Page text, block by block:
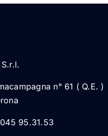
n° 61 ( Q.E. )
95.31.53